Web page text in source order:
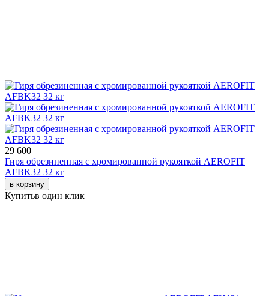
29 600
Гиря обрезиненная с хромированной рукояткой AEROFIT
AFBK32 32 кг
в корзину
Купитьв один клик